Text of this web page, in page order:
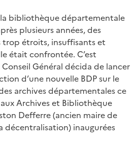
la bibliothèque départementale
plusieurs années, des
trop étroits, insuffisants et
était confrontée. C’est
Général décida de lancer
d’une nouvelle BDP sur le
archives départementales ce
Archives et Bibliothèque
Defferre (ancien maire de
décentralisation) inaugurées